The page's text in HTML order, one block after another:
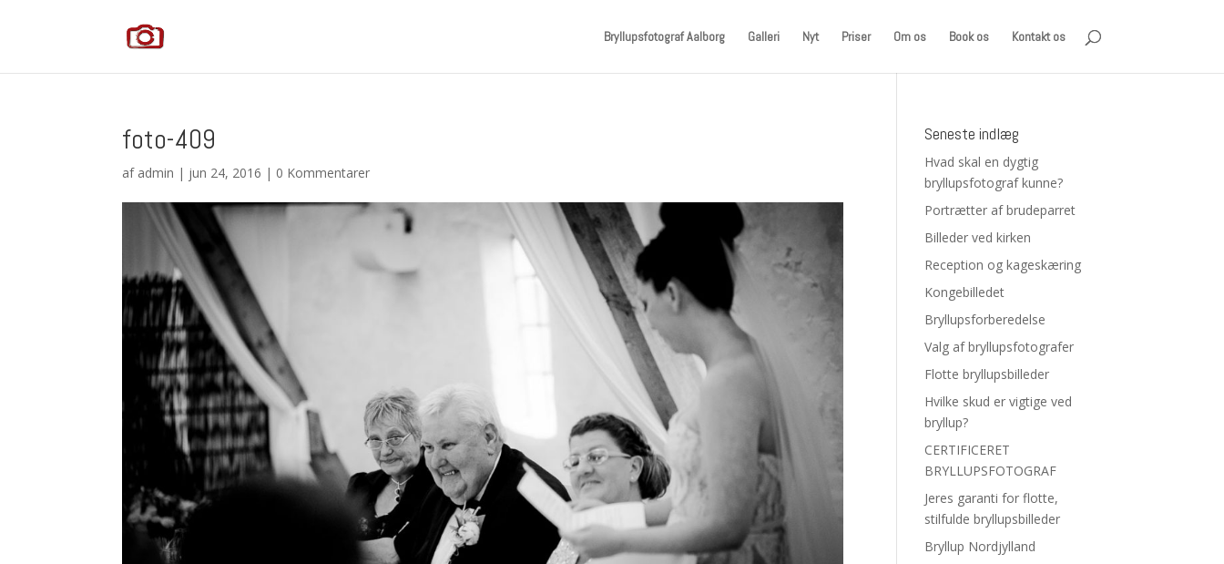
Bryllupsfotograf Aalborg Galleri Nyt Priser Om os Book os Kontakt os
foto-409
af admin | jun 24, 2016 | 0 Kommentarer
Seneste indlæg
Hvad skal en dygtig
bryllupsfotograf kunne?
Portrætter af brudeparret
Billeder ved kirken
Reception og kageskæring
Kongebilledet
Bryllupsforberedelse
Valg af bryllupsfotografer
Flotte bryllupsbilleder
Hvilke skud er vigtige ved
bryllup?
CERTIFICERET
BRYLLUPSFOTOGRAF
Jeres garanti for flotte,
stilfulde bryllupsbilleder
Bryllup Nordjylland